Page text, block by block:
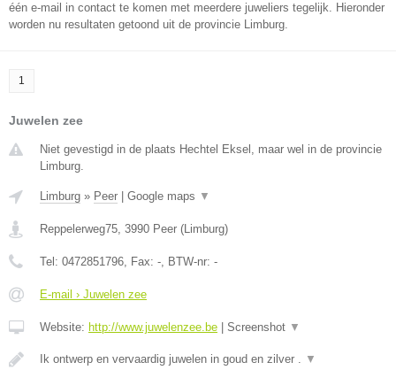
één e-mail in contact te komen met meerdere juweliers tegelijk. Hieronder
worden nu resultaten getoond uit de provincie Limburg.
1
Juwelen zee
Niet gevestigd in de plaats Hechtel Eksel, maar wel in de provincie
Limburg.
Limburg » Peer Google maps ▼
Reppelerweg75, 3990 Peer (Limburg)
Tel: 0472851796, Fax: -, BTW-nr: -
E-mail › Juwelen zee
Website: http://www.juwelenzee.be Screenshot ▼
Ik ontwerp en vervaardig juwelen in goud en zilver . ▼